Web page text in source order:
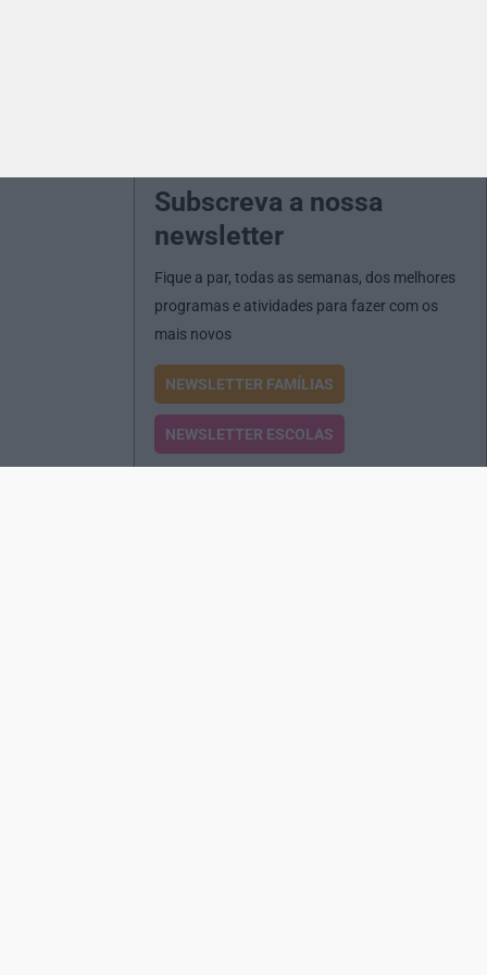
Subscreva a nossa
newsletter
Fique a par, todas as semanas, dos melhores
programas e atividades para fazer com os
mais novos
NEWSLETTER FAMÍLIAS
NEWSLETTER ESCOLAS